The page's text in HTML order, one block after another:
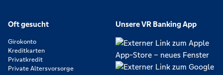
Oft gesucht
Girokonto
Kreditkarten
Privatkredit
Private Altersvorsorge
Unsere VR Banking App